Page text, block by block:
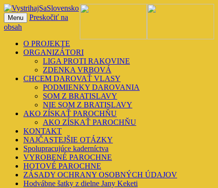
VystrihajSaSlovensko
Menu
Preskočiť na
obsah
O PROJEKTE
ORGANIZÁTORI
LIGA PROTI RAKOVINE
ZDENKA VRBOVÁ
CHCEM DAROVAŤ VLASY
PODMIENKY DAROVANIA
SOM Z BRATISLAVY
NIE SOM Z BRATISLAVY
AKO ZÍSKAŤ PAROCHŇU
AKO ZÍSKAŤ PAROCHŇU
KONTAKT
NAJČASTEJŠIE OTÁZKY
Spolupracujúce kaderníctva
VYROBENÉ PAROCHNE
HOTOVÉ PAROCHNE
ZÁSADY OCHRANY OSOBNÝCH ÚDAJOV
Hodvábne šatky z dielne Jany Keketi